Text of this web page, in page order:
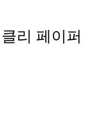
리 페이퍼